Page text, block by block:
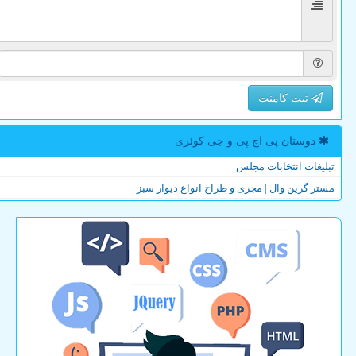
ثبت کامنت
دوستان پی اچ پی و جی كوئری
تبلیغات انتخابات مجلس
مستر گرین وال | مجری و طراح انواع دیوار سبز